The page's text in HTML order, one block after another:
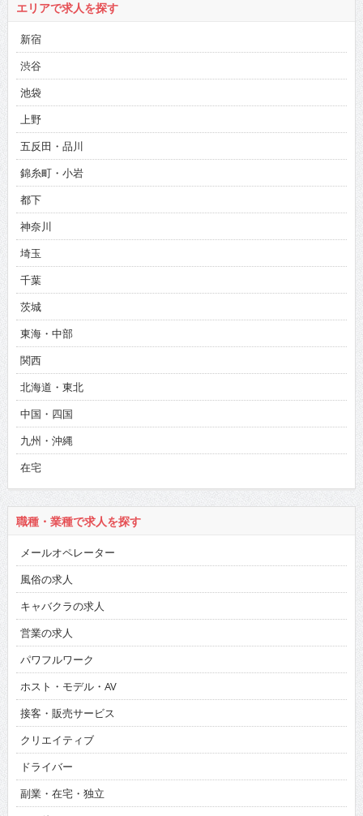
エリアで求人を探す
新宿
渋谷
池袋
上野
五反田・品川
錦糸町・小岩
都下
神奈川
埼玉
千葉
茨城
東海・中部
関西
北海道・東北
中国・四国
九州・沖縄
在宅
職種・業種で求人を探す
メールオペレーター
風俗の求人
キャバクラの求人
営業の求人
パワフルワーク
ホスト・モデル・AV
接客・販売サービス
クリエイティブ
ドライバー
副業・在宅・独立